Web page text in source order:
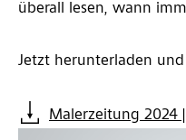
überall lesen, wann
Jetzt herunterladen
Malerzeitung 2024